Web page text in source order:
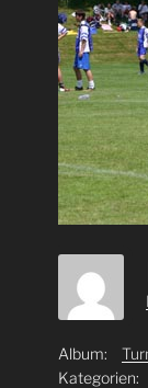
Album:
Kategorien: